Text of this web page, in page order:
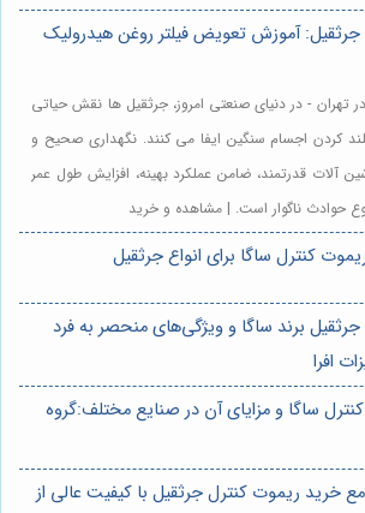
جرثقیل: آموزش تعویض فیلتر روغن هیدرولیک
تهران - در دنیای صنعتی امروز، جرثقیل ها نقش حیاتی
کردن اجسام سنگین ایفا می کنند. نگهداری صحیح و
آلات قدرتمند، ضامن عملکرد بهینه، افزایش طول عمر
حوادث ناگوار است. | مشاهده و خرید
کنترل ساگا برای انواع جرثقیل
برند ساگا و ویژگی‌های منحصر به فرد
افرا
ساگا و مزایای آن در صنایع مختلف:گروه
خرید ریموت کنترل جرثقیل با کیفیت عالی از